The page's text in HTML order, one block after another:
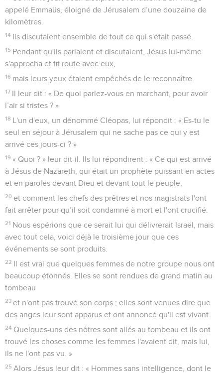
appelé Emmaüs, éloigné de Jérusalem d’une douzaine de
kilomètres.
14 Ils discutaient ensemble de tout ce qui s'était passé.
15 Pendant qu'ils parlaient et discutaient, Jésus lui-même
s'approcha et fit route avec eux,
16 mais leurs yeux étaient empêchés de le reconnaître.
17 Il leur dit : « De quoi parlez-vous en marchant, pour avoir
l’air si tristes ? »
18 L'un d'eux, un dénommé Cléopas, lui répondit : « Es-tu le
seul en séjour à Jérusalem qui ne sache pas ce qui y est
arrivé ces jours-ci ? »
19 « Quoi ? » leur dit-il. Ils lui répondirent : « Ce qui est arrivé
à Jésus de Nazareth, qui était un prophète puissant en actes
et en paroles devant Dieu et devant tout le peuple,
20 et comment les chefs des prêtres et nos magistrats l'ont
fait arrêter pour qu’il soit condamné à mort et l'ont crucifié.
21 Nous espérions que ce serait lui qui délivrerait Israël, mais
avec tout cela, voici déjà le troisième jour que ces
événements se sont produits.
22 Il est vrai que quelques femmes de notre groupe nous ont
beaucoup étonnés. Elles se sont rendues de grand matin au
tombeau
23 et n'ont pas trouvé son corps ; elles sont venues dire que
des anges leur sont apparus et ont annoncé qu'il est vivant.
24 Quelques-uns des nôtres sont allés au tombeau et ils ont
trouvé les choses comme les femmes l'avaient dit, mais lui,
ils ne l'ont pas vu. »
25 Alors Jésus leur dit : « Hommes sans intelligence, dont le